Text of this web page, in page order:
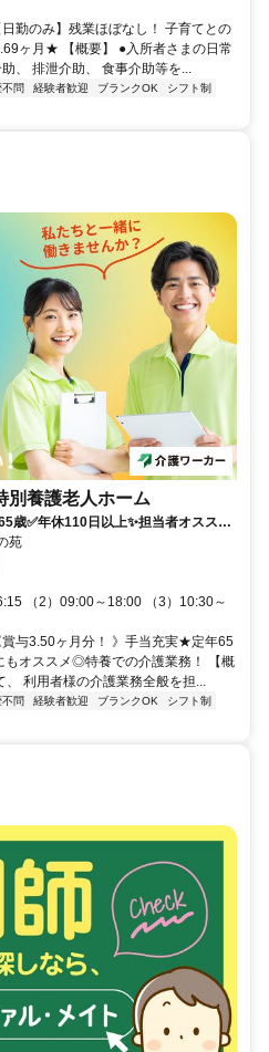
日勤のみ】残業ほぼなし！ 子育てとの
ヶ月★ 【概要】 ●入所者さまの日常
、 排泄介助、 食事介助等を...
問 経験者歓迎 ブランクOK
シフト制
別養護老人ホーム
歳✅️年休110日以上✨担当者オススメ
Ｋ
苑
（2）09:00～18:00 （3）10:30～
賞与3.50ヶ月分！ 》手当充実★定年65
もオススメ◎特養での介護業務！ 【概
利用者様の介護業務全般を担...
問 経験者歓迎 ブランクOK
シフト制